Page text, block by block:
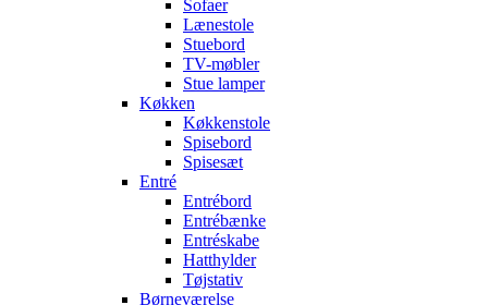
Sofaer
Lænestole
Stuebord
TV-møbler
Stue lamper
Køkken
Køkkenstole
Spisebord
Spisesæt
Entré
Entrébord
Entrébænke
Entréskabe
Hatthylder
Tøjstativ
Børneværelse